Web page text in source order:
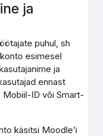
ja
puhul, sh
esimesel
ja
ennast
Mobiil-ID või Smart-
käsitsi Moodle’i